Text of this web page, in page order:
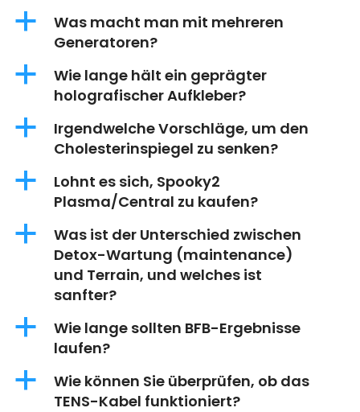
a
Was macht man mit mehreren
Generatoren?
a
Wie lange hält ein geprägter
holografischer Aufkleber?
a
Irgendwelche Vorschläge, um den
Cholesterinspiegel zu senken?
a
Lohnt es sich, Spooky2
Plasma/Central zu kaufen?
a
Was ist der Unterschied zwischen
Detox-Wartung (maintenance)
und Terrain, und welches ist
sanfter?
a
Wie lange sollten BFB-Ergebnisse
laufen?
a
Wie können Sie überprüfen, ob das
TENS-Kabel funktioniert?